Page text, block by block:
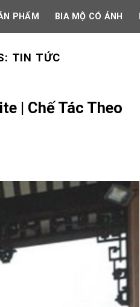
PHẨM BIA MỘ CÓ ẢNH
TIN TỨC
| Chế Tác Theo